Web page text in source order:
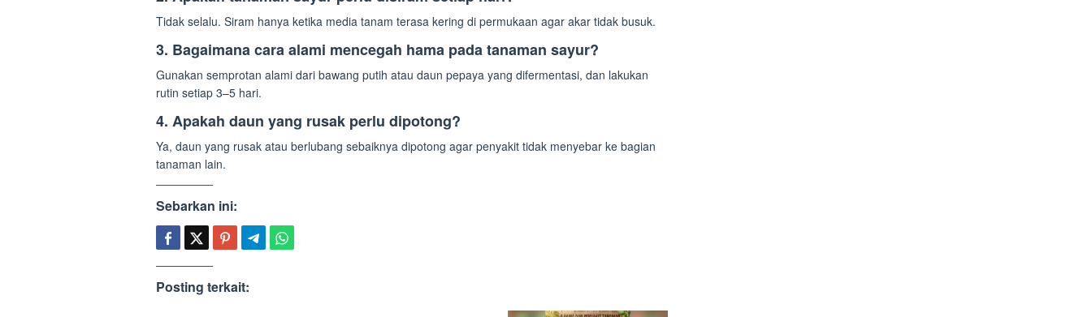
Tidak selalu. Siram hanya ketika media tanam terasa kering di permukaan agar akar tidak busuk.
3. Bagaimana cara alami mencegah hama pada tanaman sayur?
Gunakan semprotan alami dari bawang putih atau daun pepaya yang difermentasi, dan lakukan
rutin setiap 3–5 hari.
4. Apakah daun yang rusak perlu dipotong?
Ya, daun yang rusak atau berlubang sebaiknya dipotong agar penyakit tidak menyebar ke bagian
tanaman lain.
Sebarkan ini:
Posting terkait: